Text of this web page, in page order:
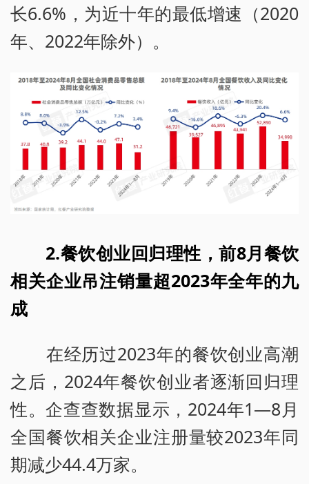
长6.6%，为近十年的最低增速（2020
年、2022年除外）。
2.餐饮创业回归理性，前8月餐饮
相关企业吊注销量超2023年全年的九
成
在经历过2023年的餐饮创业高潮
之后，2024年餐饮创业者逐渐回归理
性。企查查数据显示，2024年1—8月
全国餐饮相关企业注册量较2023年同
期减少44.4万家。